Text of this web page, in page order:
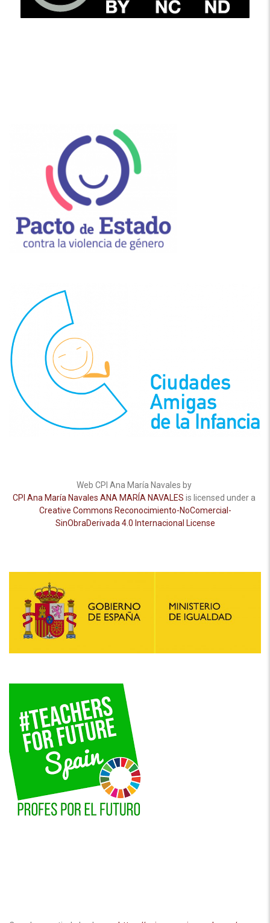
Web CPI Ana María Navales by
CPI Ana María Navales ANA MARÍA NAVALES is licensed under a
Creative Commons Reconocimiento-NoComercial-
SinObraDerivada 4.0 Internacional License